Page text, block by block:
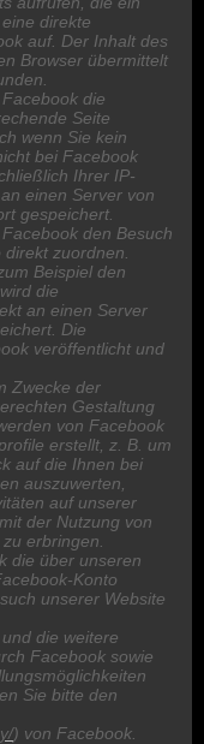
direkte
auf. Der Inhalt des
Browser übermittelt
die
Seite
wenn Sie kein
bei Facebook
Ihrer IP-
einen Server von
gespeichert.
den Besuch
zuordnen.
Beispiel den
die
an einen Server
Die
veröffentlicht und
Zwecke der
Gestaltung
von Facebook
erstellt, z. B. um
auf die Ihnen bei
auszuwerten,
auf unserer
der Nutzung von
erbringen.
die über unseren
Konto
unserer Website
die weitere
Facebook sowie
Sie bitte den
) von Facebook.